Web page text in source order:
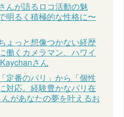
んが語るロコ活動の魅
明るく積極的な性格に〜
ょっと想像つかない経歴
働くカメラマン、ハワイ
さん
定番のパリ」から「個性
対応。経験豊かなパリ在
があなたの夢を叶えるお